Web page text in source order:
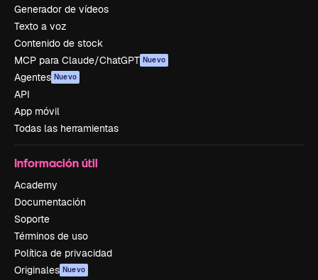
Generador de vídeos
Texto a voz
Contenido de stock
MCP para Claude/ChatGPT Nuevo
Agentes Nuevo
API
App móvil
Todas las herramientas
Información útil
Academy
Documentación
Soporte
Términos de uso
Política de privacidad
Originales Nuevo